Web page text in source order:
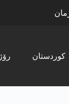
کوردستان